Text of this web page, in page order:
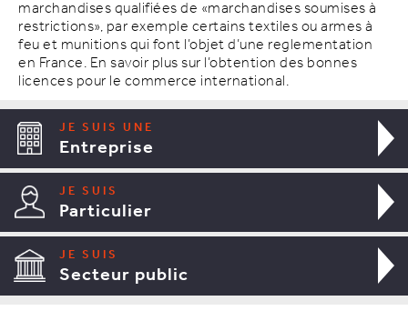
marchandises qualifiées de «marchandises soumises à
restrictions», par exemple certains textiles ou armes à
feu et munitions qui font l’objet d’une reglementation
en France. En savoir plus sur l’obtention des bonnes
licences pour le commerce international.
JE SUIS UNE
Entreprise
JE SUIS
Particulier
JE SUIS
Secteur public